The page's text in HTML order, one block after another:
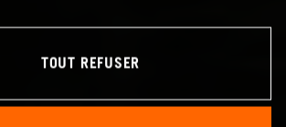
TOUT REFUSER